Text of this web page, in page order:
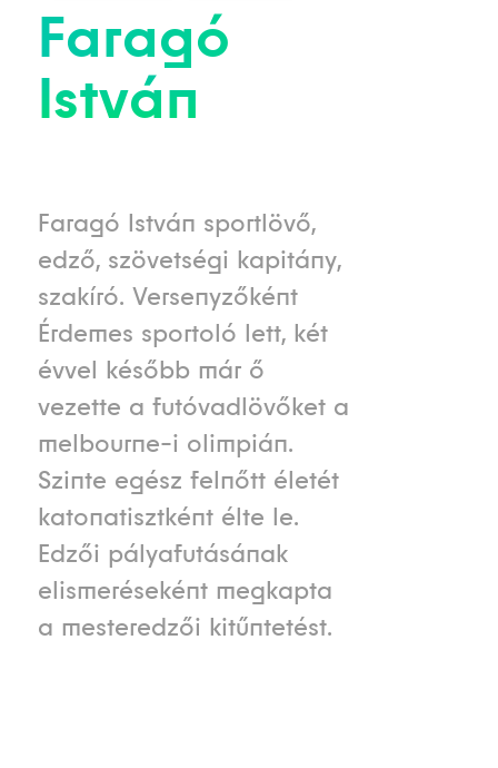
Faragó
István
Faragó István sportlövő,
edző, szövetségi kapitány,
szakíró. Versenyzőként
Érdemes sportoló lett, két
évvel később már ő
vezette a futóvadlövőket a
melbourne-i olimpián.
Szinte egész felnőtt életét
katonatisztként élte le.
Edzői pályafutásának
elismeréseként megkapta
a mesteredzői kitűntetést.